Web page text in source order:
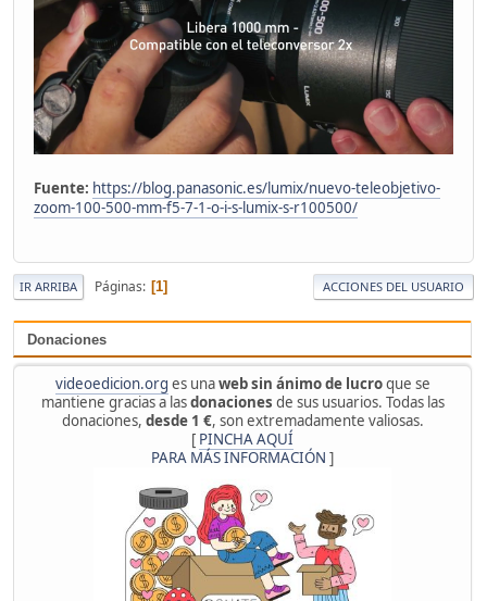
Donaciones
videoedicion.org es unaweb sin ánimo de lucroque se
mantiene gracias a lasdonaciones de sus usuarios. Todas las
donaciones, desde 1 €, son extremadamente valiosas.
[ PINCHA AQUÍ
PARA MÁS INFORMACIÓN ]
Fuente: https://blog.panasonic.es/lumix/nuevo-teleobjetivo-
zoom-100-500-mm-f5-7-1-o-i-s-lumix-s-r100500/
IR ARRIBA Páginas 1 ACCIONES DEL USUARIO